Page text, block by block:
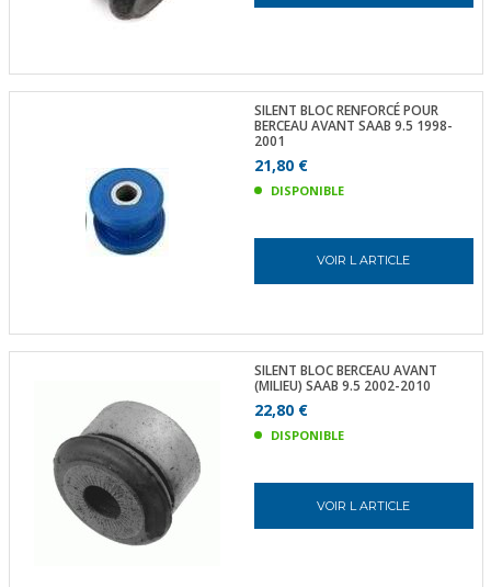
SILENT BLOC RENFORCÉ POUR
BERCEAU AVANT SAAB 9.5 1998-
2001
21,80 €
DISPONIBLE
VOIR L ARTICLE
SILENT BLOC BERCEAU AVANT
(MILIEU) SAAB 9.5 2002-2010
22,80 €
DISPONIBLE
VOIR L ARTICLE